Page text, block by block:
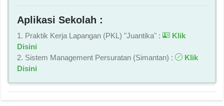
Aplikasi Sekolah :
1. Praktik Kerja Lapangan (PKL) "Juantika" :
Klik
Disini
2. Sistem Management Persuratan (Simantan) :
Klik
Disini